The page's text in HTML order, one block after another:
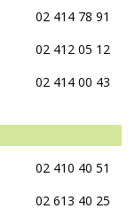
02 414 78 91
02 412 05 12
02 414 00 43
02 410 40 51
02 613 40 25